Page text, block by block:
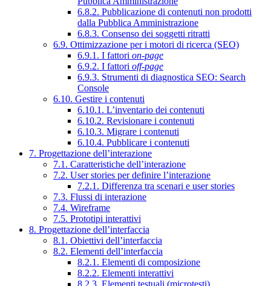
6.8.2. Pubblicazione di contenuti non prodotti
dalla Pubblica Amministrazione
6.8.3. Consenso dei soggetti ritratti
6.9. Ottimizzazione per i motori di ricerca (SEO)
6.9.1. I fattori on-page
6.9.2. I fattori off-page
6.9.3. Strumenti di diagnostica SEO: Search
Console
6.10. Gestire i contenuti
6.10.1. L’inventario dei contenuti
6.10.2. Revisionare i contenuti
6.10.3. Migrare i contenuti
6.10.4. Pubblicare i contenuti
7. Progettazione dell’interazione
7.1. Caratteristiche dell’interazione
7.2. User stories per definire l’interazione
7.2.1. Differenza tra scenari e user stories
7.3. Flussi di interazione
7.4. Wireframe
7.5. Prototipi interattivi
8. Progettazione dell’interfaccia
8.1. Obiettivi dell’interfaccia
8.2. Elementi dell’interfaccia
8.2.1. Elementi di composizione
8.2.2. Elementi interattivi
8.2.3. Elementi testuali (microtesti)